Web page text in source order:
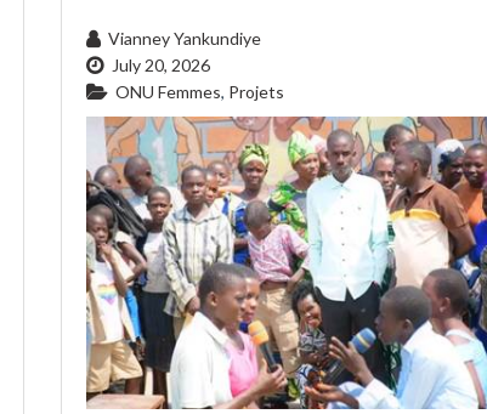
Vianney Yankundiye
July 20, 2026
ONU Femmes, Projets